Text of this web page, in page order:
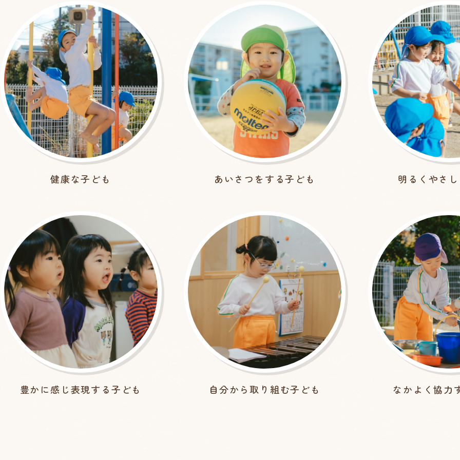
健康な子ども あいさつをする子ども 明るくやさ
豊かに感じ表現する子ども 自分から取り組む子ども なかよく協力